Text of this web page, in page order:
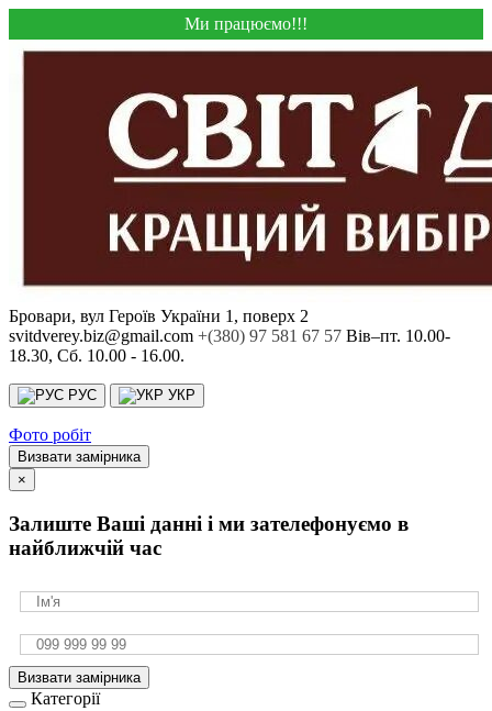
Ми працюємо!!!
Бровари, вул Героїв України 1, поверх 2
svitdverey.biz@gmail.com +(380) 97 581 67 57 Вів–пт. 10.00-
18.30, Сб. 10.00 - 16.00.
РУС УКР
Фото робіт
Визвати замірника
×
Залиште Ваші данні і ми зателефонуємо в
найближчій час
Визвати замірника
Категорії